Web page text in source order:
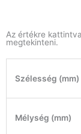
Az értékre
megtekinteni.
Szélesség (mm)
Mélység (mm)